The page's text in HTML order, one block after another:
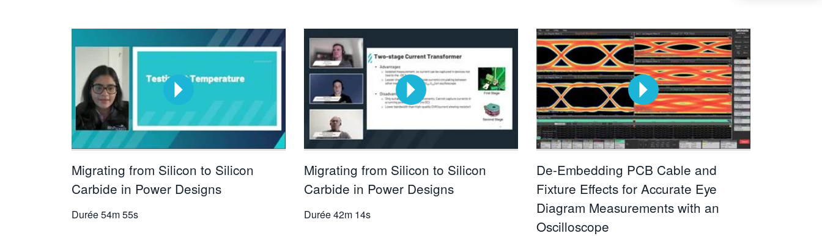
Migrating from Silicon to Silicon
Carbide in Power Designs
Durée54m 55s
Migrating from Silicon to Silicon
Carbide in Power Designs
Durée42m 14s
De-Embedding PCB Cable and
Fixture Effects for Accurate Eye
Diagram Measurements with an
Oscilloscope